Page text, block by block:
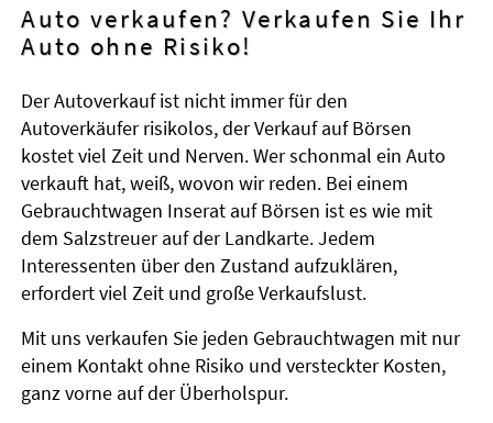
Auto verkaufen? Verkaufen Sie Ihr
Auto ohne Risiko!
Der Autoverkauf ist nicht immer für den
Autoverkäufer risikolos, der Verkauf auf Börsen
kostet viel Zeit und Nerven. Wer schonmal ein Auto
verkauft hat, weiß, wovon wir reden. Bei einem
Gebrauchtwagen Inserat auf Börsen ist es wie mit
dem Salzstreuer auf der Landkarte. Jedem
Interessenten über den Zustand aufzuklären,
erfordert viel Zeit und große Verkaufslust.
Mit uns verkaufen Sie jeden Gebrauchtwagen mit nur
einem Kontakt ohne Risiko und versteckter Kosten,
ganz vorne auf der Überholspur.